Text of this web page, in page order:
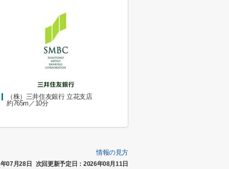
（株）三井住友銀行 立花支店
約765m／10分
情報の見方
07月28日 次回更新予定日：2026年08月11日